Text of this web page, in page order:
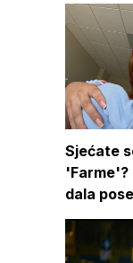
Sjećate
'Farme'?
dala